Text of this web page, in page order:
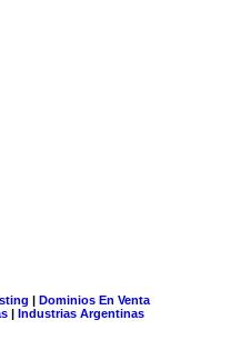
| Dominios En Venta
| Industrias Argentinas